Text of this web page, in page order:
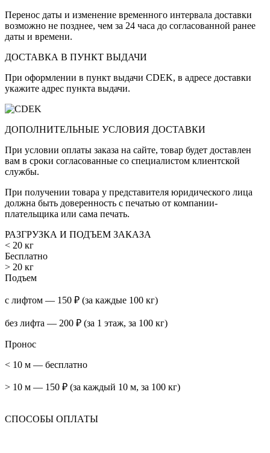
Перенос даты и изменение временного интервала доставки
возможно не позднее, чем за 24 часа до согласованной ранее
даты и времени.
ДОСТАВКА В ПУНКТ ВЫДАЧИ
При оформлении в пункт выдачи CDEK, в адресе доставки
укажите адрес пункта выдачи.
ДОПОЛНИТЕЛЬНЫЕ УСЛОВИЯ ДОСТАВКИ
При условии оплаты заказа на сайте, товар будет доставлен
вам в сроки согласованные со специалистом клиентской
службы.
При получении товара у представителя юридического лица
должна быть доверенность с печатью от компании-
плательщика или сама печать.
РАЗГРУЗКА И ПОДЪЕМ ЗАКАЗА
< 20 кг
Бесплатно
> 20 кг
Подъем
с лифтом — 150 ₽ (за каждые 100 кг)
без лифта — 200 ₽ (за 1 этаж, за 100 кг)
Пронос
< 10 м — бесплатно
> 10 м — 150 ₽ (за каждый 10 м, за 100 кг)
СПОСОБЫ ОПЛАТЫ